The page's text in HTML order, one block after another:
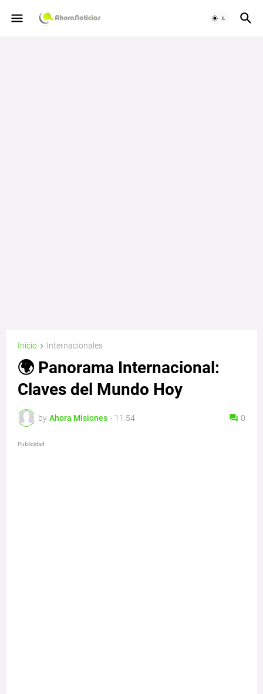
Inicio Internacionales
🌍 Panorama Internacional:
Claves del Mundo Hoy
by Ahora Misiones - 11:54 0
Publicidad